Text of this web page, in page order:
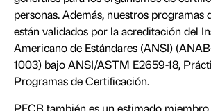
personas. Además, nuestros programas
están validados por la acreditación del
Americano de Estándares (ANSI)
1003) bajo ANSI/ASTM E2659-18,
Programas de Certificación.
PECB también es un estimado